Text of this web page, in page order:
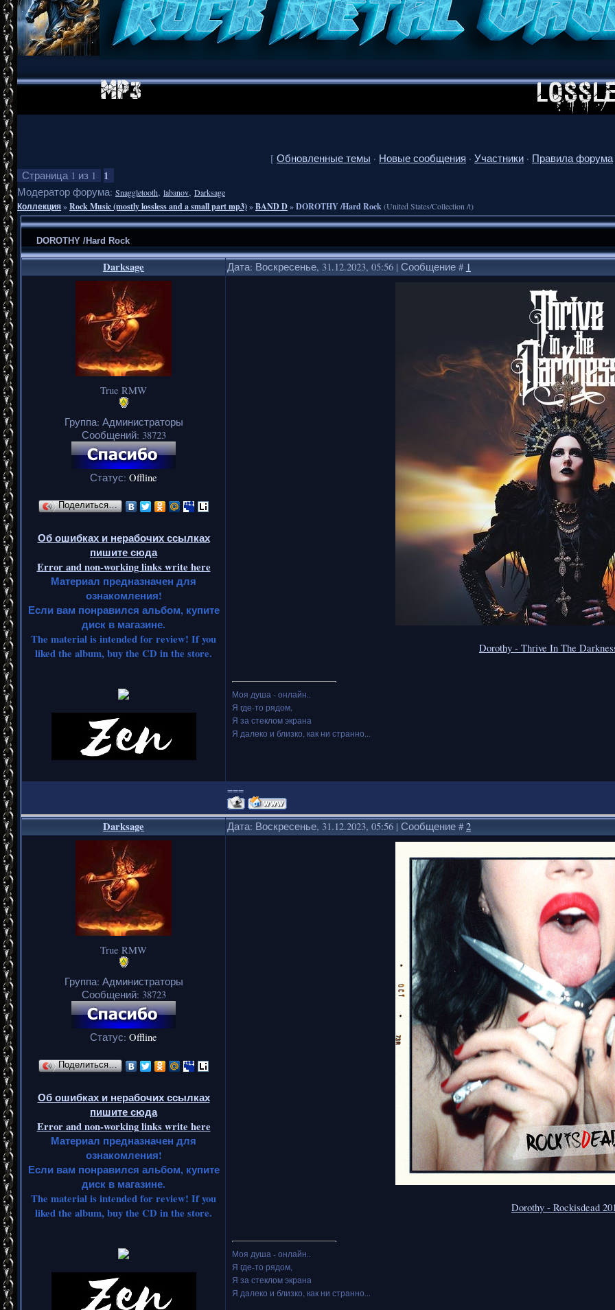
[ Обновленные темы · Новые сообщения · Участники · Правила форума
Страница 1 из 1 1
Модератор форума: Snaggletooth, labanov, Darksage
Коллекция»Rock Music (mostly lossless and a small part mp3)»BAND D»DOROTHY /Hard Rock(United States/Collection /t)
DOROTHY /Hard Rock
Darksage Дата: Воскресенье, 31.12.2023, 05:56 | Сообщение # 1
True RMW
Группа: Администраторы
Сообщений: 38723
Статус: Offline
Поделиться…
Об ошибках и нерабочих ссылках
пишите сюда
Error and non-working links write here
Материал предназначен для
ознакомления!
Если вам понравился альбом, купите
диск в магазине.
The material is intended for review! If you
liked the album, buy the CD in the store.
Dorothy - Thrive In The
Моя душа - онлайн..
Я где-то рядом,
Я за стеклом экрана
Я далеко и близко, как ни странно...
===
Darksage Дата: Воскресенье, 31.12.2023, 05:56 | Сообщение #2
True RMW
Группа: Администраторы
Сообщений: 38723
Статус: Offline
Поделиться…
Об ошибках и нерабочих ссылках
пишите сюда
Error and non-working links write here
Материал предназначен для
ознакомления!
Если вам понравился альбом, купите
диск в магазине.
The material is intended for review! If you
liked the album, buy the CD in the store.
Dorothy - Rockisdead
Моя душа - онлайн..
Я где-то рядом,
Я за стеклом экрана
Я далеко и близко, как ни странно...